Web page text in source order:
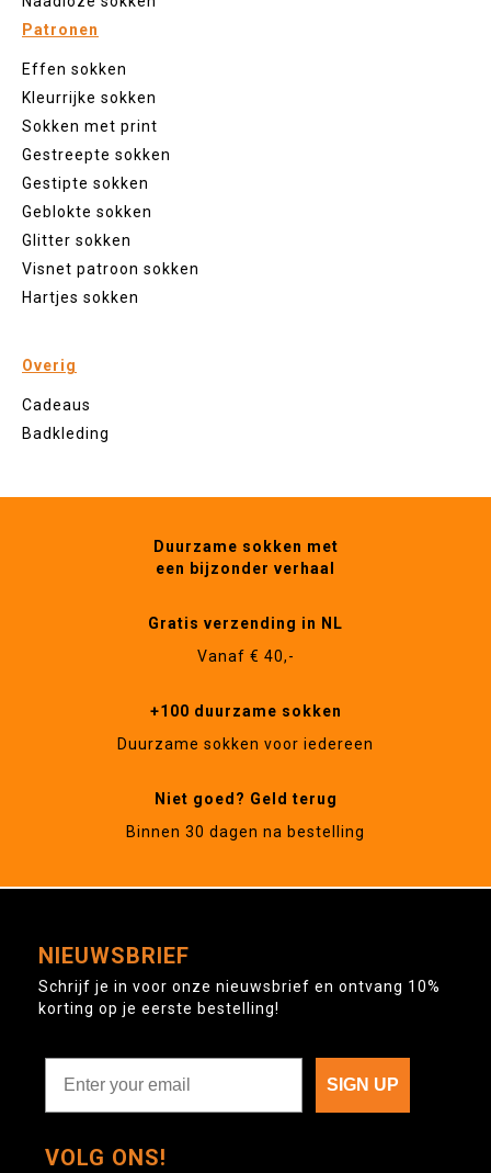
Patronen
Effen sokken
Kleurrijke sokken
Sokken met print
Gestreepte sokken
Gestipte sokken
Geblokte sokken
Glitter sokken
Visnet patroon sokken
Hartjes sokken
Overig
Cadeaus
Badkleding
Duurzame sokken met
een bijzonder verhaal
Gratis verzending in NL
Vanaf € 40,-
+100 duurzame sokken
Duurzame sokken voor iedereen
Niet goed? Geld terug
Binnen 30 dagen na bestelling
NIEUWSBRIEF
Schrijf je in voor onze nieuwsbrief en ontvang 10%
korting op je eerste bestelling!
SIGN UP
VOLG ONS!